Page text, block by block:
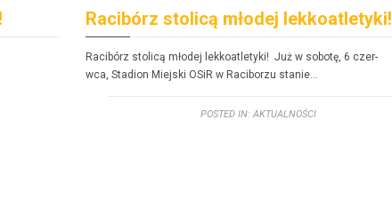
Racibórz stolicą młodej lekkoatletyki!
Racibórz stolicą młodej lekkoatle­ty­ki! Już w sobotę, 6 czer­
w­ca, Sta­dion Miejs­ki OSiR w Raci­borzu stanie…
POSTED IN: AKTUALNOŚCI